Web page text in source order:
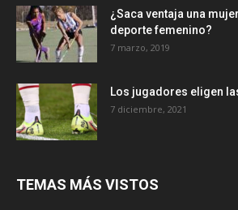
¿Saca ventaja una
deporte femenino?
7 marzo, 2019
Los jugadores eligen
7 diciembre, 2021
TEMAS MÁS VISTOS